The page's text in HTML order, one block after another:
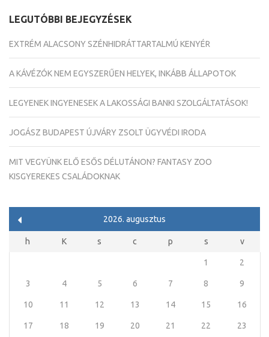
LEGUTÓBBI BEJEGYZÉSEK
EXTRÉM ALACSONY SZÉNHIDRÁTTARTALMÚ KENYÉR
A KÁVÉZÓK NEM EGYSZERŰEN HELYEK, INKÁBB ÁLLAPOTOK
LEGYENEK INGYENESEK A LAKOSSÁGI BANKI SZOLGÁLTATÁSOK!
JOGÁSZ BUDAPEST ÚJVÁRY ZSOLT ÜGYVÉDI IRODA
MIT VEGYÜNK ELŐ ESŐS DÉLUTÁNON? FANTASY ZOO
KISGYEREKES CSALÁDOKNAK
2026. augusztus
h K s c p s v
1 2
3 4 5 6 7 8 9
10 11 12 13 14 15 16
17 18 19 20 21 22 23